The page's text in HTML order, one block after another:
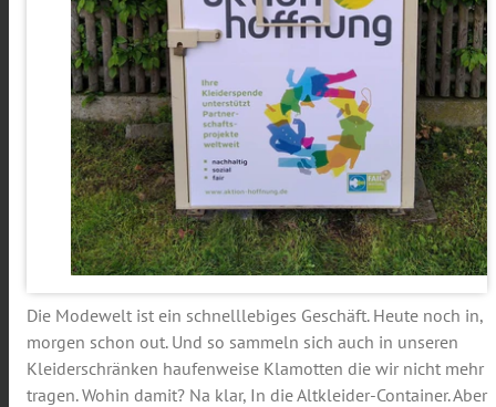
Die Modewelt ist ein schnelllebiges Geschäft. Heute noch in,
morgen schon out. Und so sammeln sich auch in unseren
Kleiderschränken haufenweise Klamotten die wir nicht mehr
tragen. Wohin damit? Na klar, In die Altkleider-Container. Aber